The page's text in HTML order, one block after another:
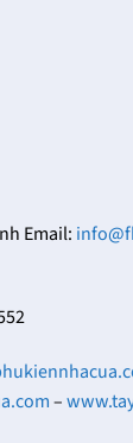
Email:
–